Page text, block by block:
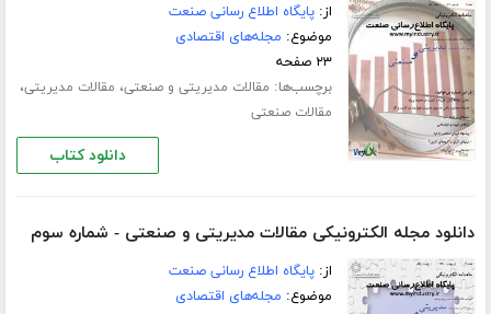
از:پایگاه اطلاع رسانی صنعت
موضوع: مجله‌های اقتصادی
۲۳ صفحه
برچسب‌ها: مقالات مدیریتی و صنعتی، مقالات مدیریتی،
مقالات صنعتی
دانلود کتاب
دانلود مجله الکترونیکی مقالات مدیریتی و صنعتی - شماره سوم
از:پایگاه اطلاع رسانی صنعت
موضوع: مجله‌های اقتصادی